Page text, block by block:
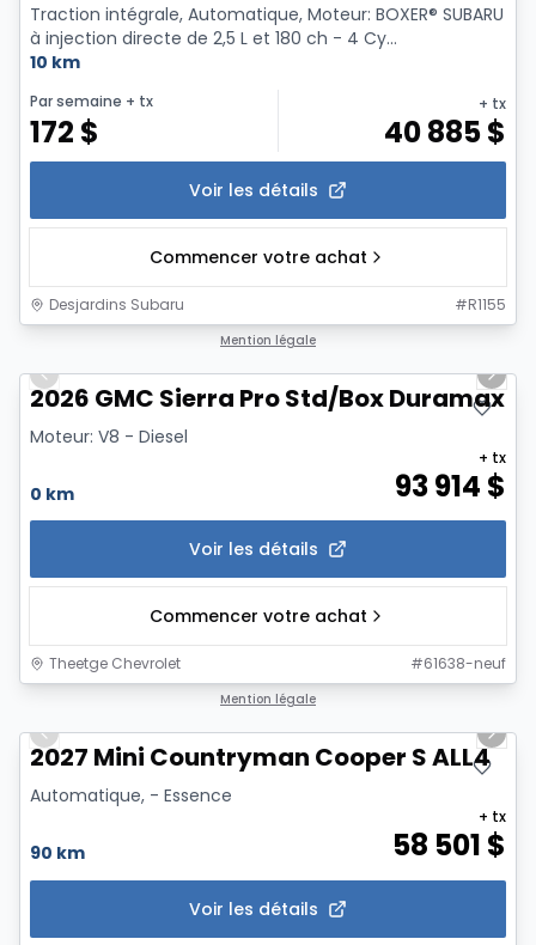
Traction intégrale, Automatique, Moteur: BOXER® SUBARU
à injection directe de 2,5 L et 180 ch - 4 Cy...
10 km
Par semaine + tx
172 $
+ tx
40 885$
Voir les détails
Commencer votre achat
Desjardins Subaru #R1155
Mention légale
Previous slide
Next
2026 GMC Sierra Pro Std/Box Duramax
Moteur: V8 - Diesel
0 km 93 914 $
+ tx
Voir les détails
Commencer votre achat
Theetge Chevrolet #61638-neuf
Mention légale
Previous slide
Next
2027 Mini Countryman Cooper S ALL4
Automatique, - Essence
90 km 58 501 $
+ tx
Voir les détails